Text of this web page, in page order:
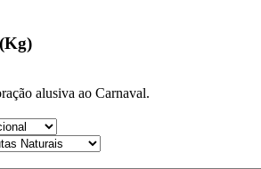
alusiva ao Carnaval.